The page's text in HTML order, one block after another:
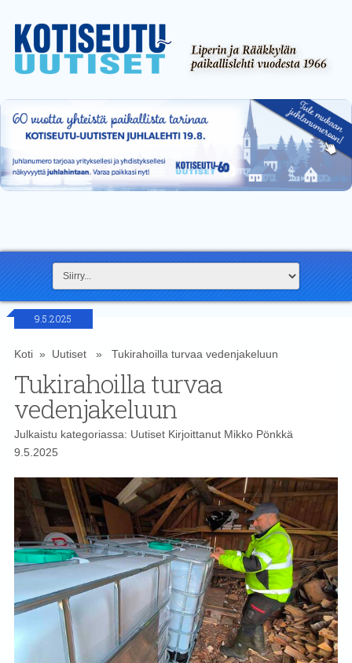
9.5.2025
Koti» Uutiset» Tukirahoilla turvaa vedenjakeluun
Tukirahoilla turvaa
vedenjakeluun
Julkaistu kategoriassa: UutisetKirjoittanut Mikko Pönkkä
9.5.2025